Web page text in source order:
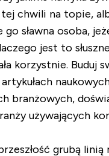
chwili na topie,
go sławna osoba,
jest to
korzystnie. Buduj
branżowych,
używających
grubą linią